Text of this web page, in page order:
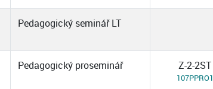
Pedagogický seminář LT
Pedagogický proseminář Z-2-2ST
107PPRO1